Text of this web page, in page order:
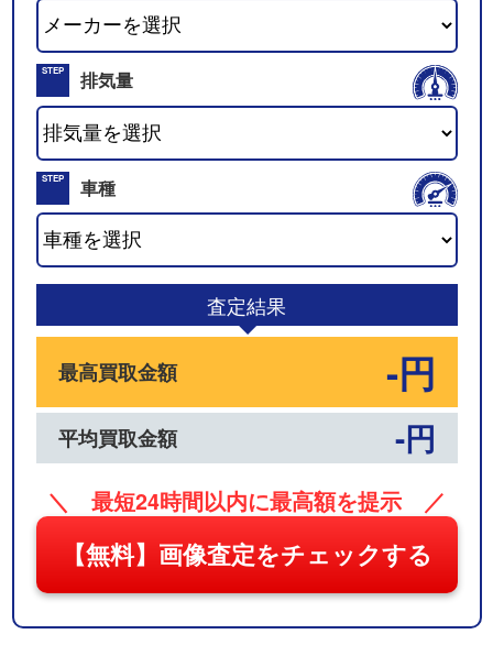
01
STEP
02
排気量
STEP
03
車種
査定結果
最高買取金額 -円
平均買取金額 -円
＼ 最短24時間以内に最高額を提示 ／
【無料】画像査定をチェックする